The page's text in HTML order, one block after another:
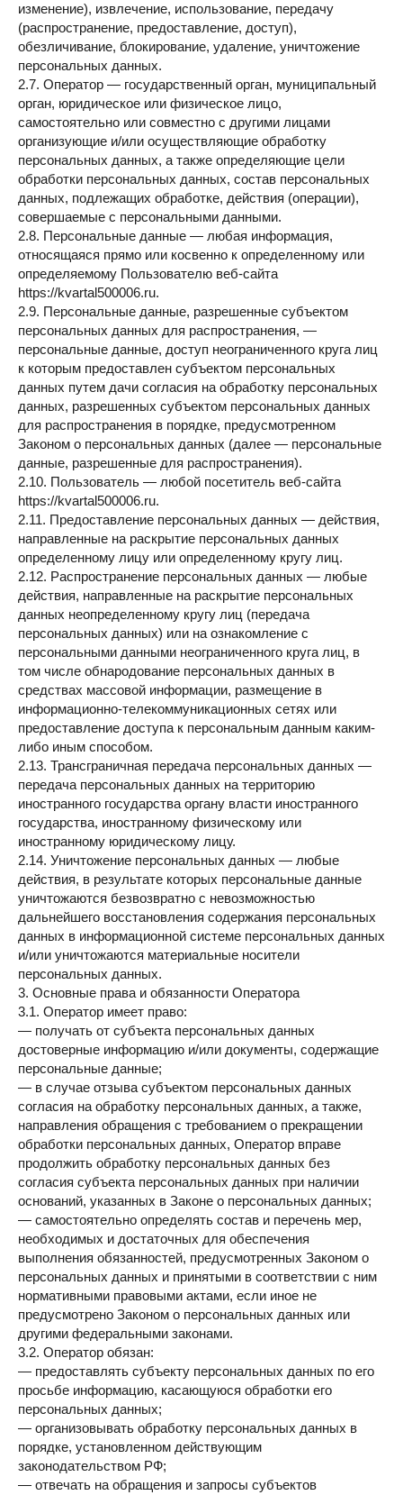
изменение), извлечение, использование, передачу
(распространение, предоставление, доступ),
обезличивание, блокирование, удаление, уничтожение
персональных данных.
2.7. Оператор — государственный орган, муниципальный
орган, юридическое или физическое лицо,
самостоятельно или совместно с другими лицами
организующие и/или осуществляющие обработку
персональных данных, а также определяющие цели
обработки персональных данных, состав персональных
данных, подлежащих обработке, действия (операции),
совершаемые с персональными данными.
2.8. Персональные данные — любая информация,
относящаяся прямо или косвенно к определенному или
определяемому Пользователю веб-сайта
https://kvartal500006.ru.
2.9. Персональные данные, разрешенные субъектом
персональных данных для распространения, —
персональные данные, доступ неограниченного круга лиц
к которым предоставлен субъектом персональных
данных путем дачи согласия на обработку персональных
данных, разрешенных субъектом персональных данных
для распространения в порядке, предусмотренном
Законом о персональных данных (далее — персональные
данные, разрешенные для распространения).
2.10. Пользователь — любой посетитель веб-сайта
https://kvartal500006.ru.
2.11. Предоставление персональных данных — действия,
направленные на раскрытие персональных данных
определенному лицу или определенному кругу лиц.
2.12. Распространение персональных данных — любые
действия, направленные на раскрытие персональных
данных неопределенному кругу лиц (передача
персональных данных) или на ознакомление с
персональными данными неограниченного круга лиц, в
том числе обнародование персональных данных в
средствах массовой информации, размещение в
информационно-телекоммуникационных сетях или
предоставление доступа к персональным данным каким-
либо иным способом.
2.13. Трансграничная передача персональных данных —
передача персональных данных на территорию
иностранного государства органу власти иностранного
государства, иностранному физическому или
иностранному юридическому лицу.
2.14. Уничтожение персональных данных — любые
действия, в результате которых персональные данные
уничтожаются безвозвратно с невозможностью
дальнейшего восстановления содержания персональных
данных в информационной системе персональных данных
и/или уничтожаются материальные носители
персональных данных.
3. Основные права и обязанности Оператора
3.1. Оператор имеет право:
— получать от субъекта персональных данных
достоверные информацию и/или документы, содержащие
персональные данные;
— в случае отзыва субъектом персональных данных
согласия на обработку персональных данных, а также,
направления обращения с требованием о прекращении
обработки персональных данных, Оператор вправе
продолжить обработку персональных данных без
согласия субъекта персональных данных при наличии
оснований, указанных в Законе о персональных данных;
— самостоятельно определять состав и перечень мер,
необходимых и достаточных для обеспечения
выполнения обязанностей, предусмотренных Законом о
персональных данных и принятыми в соответствии с ним
нормативными правовыми актами, если иное не
предусмотрено Законом о персональных данных или
другими федеральными законами.
3.2. Оператор обязан:
— предоставлять субъекту персональных данных по его
просьбе информацию, касающуюся обработки его
персональных данных;
— организовывать обработку персональных данных в
порядке, установленном действующим
законодательством РФ;
— отвечать на обращения и запросы субъектов